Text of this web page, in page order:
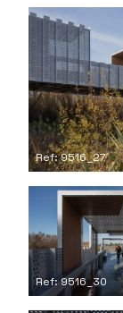
Ref: 9516_27
Ref: 9516_30